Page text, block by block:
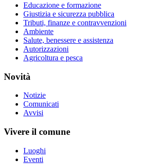
Educazione e formazione
Giustizia e sicurezza pubblica
Tributi, finanze e contravvenzioni
Ambiente
Salute, benessere e assistenza
Autorizzazioni
Agricoltura e pesca
Novità
Notizie
Comunicati
Avvisi
Vivere il comune
Luoghi
Eventi